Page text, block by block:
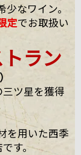
なワイン。
定でお取扱い
ラン
ツ星を獲得
を用いた西季
す。